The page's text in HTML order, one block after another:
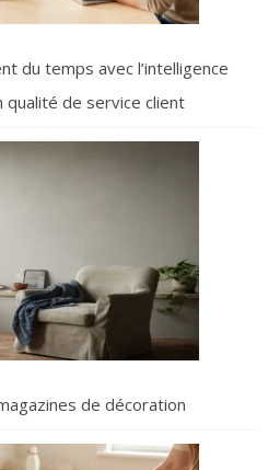
du temps avec l’intelligence
de service client
de décoration